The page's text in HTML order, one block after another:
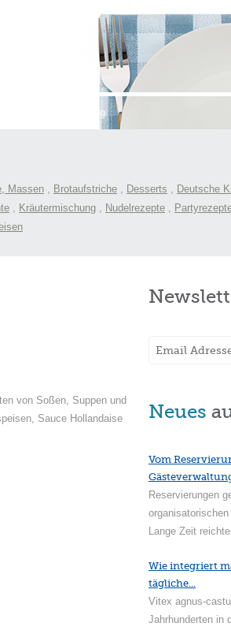
Blog
Massen , Brotaufstriche , Desserts , Deutsche
, Kräutermischung , Nudelrezepte ,
von Soßen, Suppen und
Sauce Hollandaise
Neues
Vom
Reservierungen
Lange Zeit
Wie integriert
tägliche...
Vitex agnus-
Jahrhunderten in